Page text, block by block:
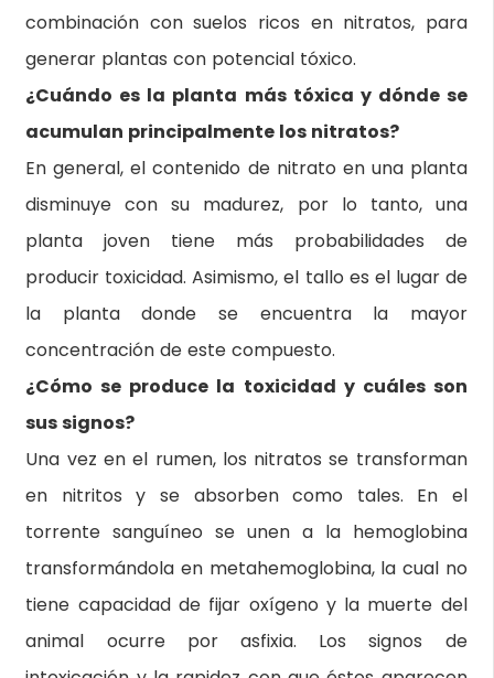
combinación con suelos ricos en nitratos, para
generar plantas con potencial tóxico.
¿Cuándo es la planta más tóxica y dónde se
acumulan principalmente los nitratos?
En general, el contenido de nitrato en una planta
disminuye con su madurez, por lo tanto, una
planta joven tiene más probabilidades de
producir toxicidad. Asimismo, el tallo es el lugar de
la planta donde se encuentra la mayor
concentración de este compuesto.
¿Cómo se produce la toxicidad y cuáles son
sus signos?
Una vez en el rumen, los nitratos se transforman
en nitritos y se absorben como tales. En el
torrente sanguíneo se unen a la hemoglobina
transformándola en metahemoglobina, la cual no
tiene capacidad de fijar oxígeno y la muerte del
animal ocurre por asfixia. Los signos de